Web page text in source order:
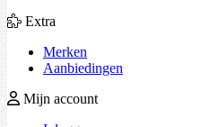
Extra
Merken
Aanbiedingen
Mijn account